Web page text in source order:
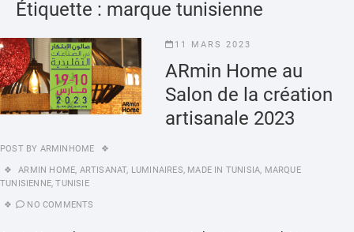
Étiquette : marque tunisienne
11 MARS 2023
ARmin Home au
Salon de la création
artisanale 2023
POST BY ARMINHOME
ARMIN HOME, ARTISANAT, LUMINAIRES, MADE IN TUNISIA, MARQUE
TUNISIENNE,TUNISIE
NO COMMENTS